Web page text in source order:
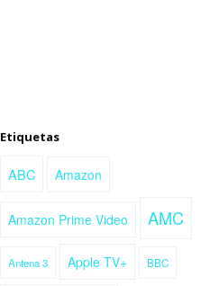
Etiquetas
ABC Amazon
Amazon Prime Video AMC
Antena 3 Apple TV+ BBC